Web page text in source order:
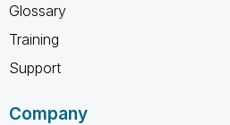
Glossary
Training
Support
Company